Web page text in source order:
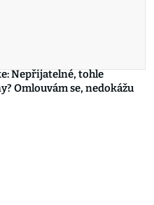
Nepřijatelné, tohle
Omlouvám se, nedokážu